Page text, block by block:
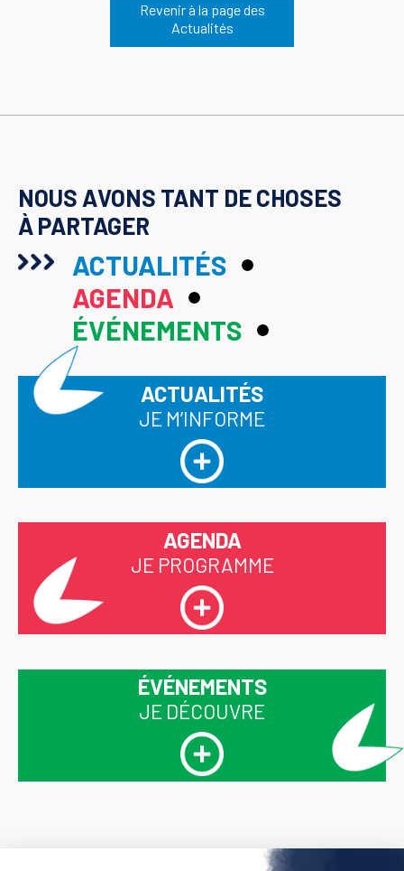
Revenir à la page des
Actualités
NOUS AVONS TANT DE CHOSES
À PARTAGER
ACTUALITÉS
AGENDA
ÉVÉNEMENTS
ACTUALITÉS
JE M’INFORME
AGENDA
JE PROGRAMME
ÉVÉNEMENTS
JE DÉCOUVRE